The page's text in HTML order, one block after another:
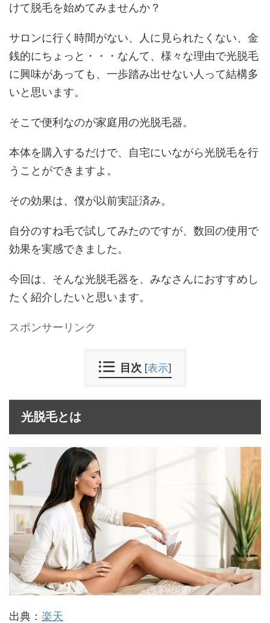
けて脱毛を始めてみませんか？
サロンに行く時間がない、人に見られたくない、金
銭的にちょっと・・・なんて、様々な理由で光脱毛
に興味があっても、一歩踏み出せない人って結構多
いと思います。
そこで便利なのが家庭用の光脱毛器。
本体を購入するだけで、自宅にいながら光脱毛を行
うことができますよ。
その効果は、僕が以前実証済み。
自分のすね毛で試してみたのですが、数回の使用で
効果を実感できました。
今回は、そんな光脱毛器を、みなさんにおすすめし
たく紹介したいと思います。
スポンサーリンク
目次 [表示]
光脱毛とは
出典： 楽天